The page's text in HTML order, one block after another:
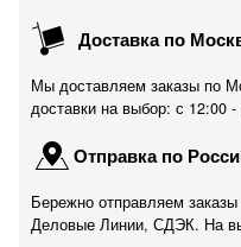
Доставка по
Мы доставляем заказы по
доставки на выбор: с 12:00
Отправка по
Бережно отправляем
Деловые Линии, СДЭК. На